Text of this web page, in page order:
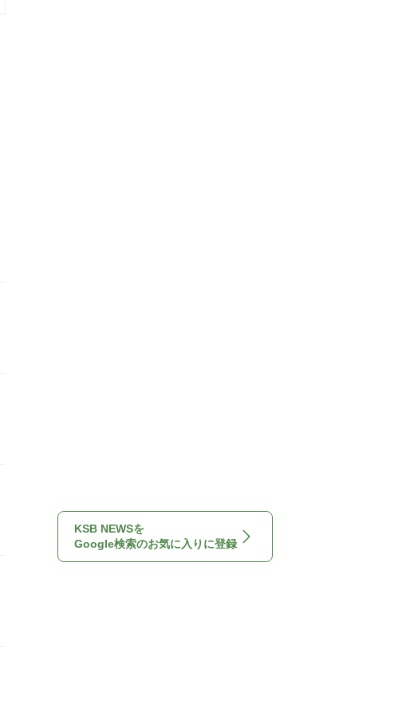
KSB NEWSを
Google検索のお気に入りに登録